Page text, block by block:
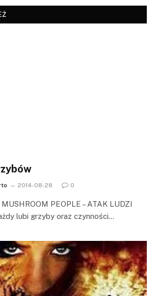
2014-08-28 0
PEOPLE – ATAK LUDZI
lubi grzyby oraz czynności…